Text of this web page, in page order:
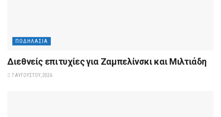
ΠΟΔΗΛΑΣΊΑ
Διεθνείς επιτυχίες για Ζαμπελίνσκι και Μιλτιάδη
7 ΑΥΓΟΎΣΤΟΥ, 2026